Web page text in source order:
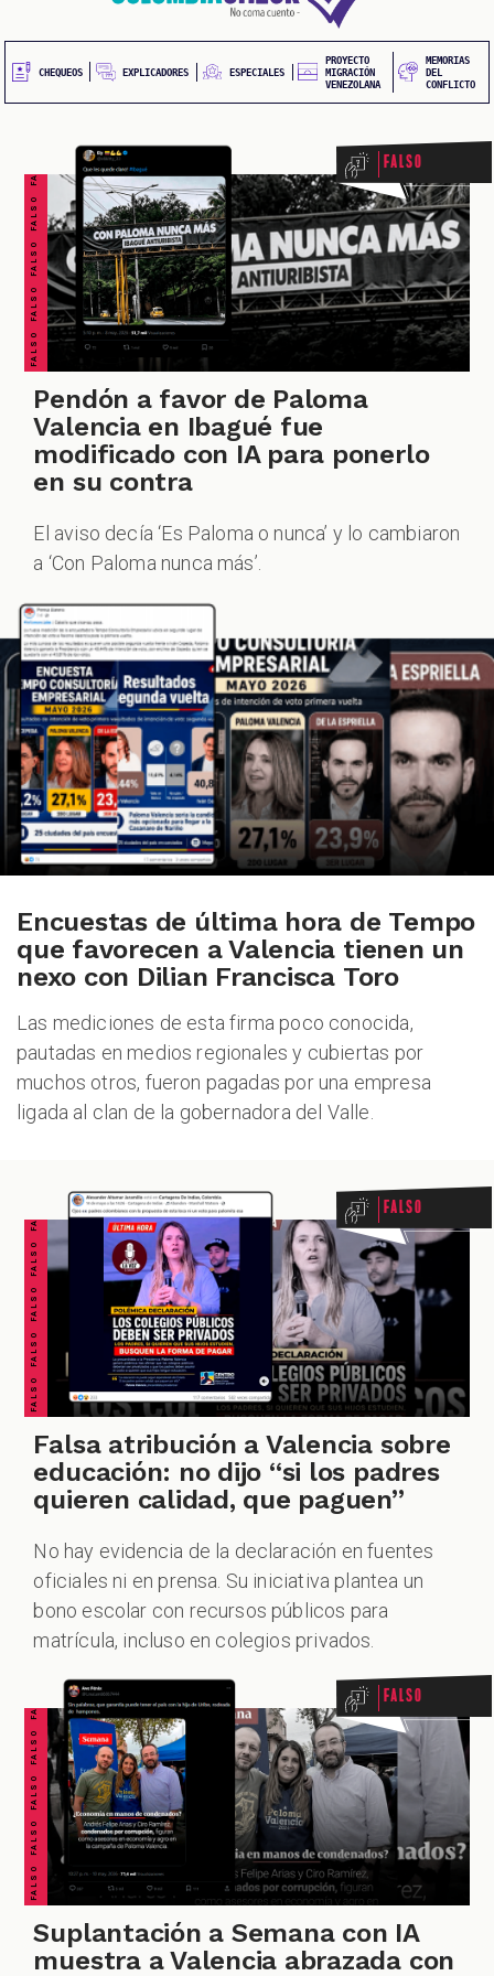
CHEQUEOS EXPLICADORES ESPECIALES
PROYECTO
MIGRACIÓN
VENEZOLANA
MEMORIAS
DEL
CONFLICTO
FALSO FALSO FALSO FALSO FALSO FALSO FALSO Falso
Pendón a favor de Paloma
Valencia en Ibagué fue
modificado con IA para ponerlo
en su contra
El aviso decía ‘Es Paloma o nunca’ y lo cambiaron
a ‘Con Paloma nunca más’.
Encuestas de última hora de Tempo
que favorecen a Valencia tienen un
nexo con Dilian Francisca Toro
Las mediciones de esta firma poco conocida,
pautadas en medios regionales y cubiertas por
muchos otros, fueron pagadas por una empresa
ligada al clan de la gobernadora del Valle.
FALSO FALSO FALSO FALSO FALSO FALSO FALSO Falso
Falsa atribución a Valencia sobre
educación: no dijo “si los padres
quieren calidad, que paguen”
No hay evidencia de la declaración en fuentes
oficiales ni en prensa. Su iniciativa plantea un
bono escolar con recursos públicos para
matrícula, incluso en colegios privados.
FALSO FALSO FALSO FALSO FALSO FALSO FALSO Falso
Suplantación a Semana con IA
muestra a Valencia abrazada con